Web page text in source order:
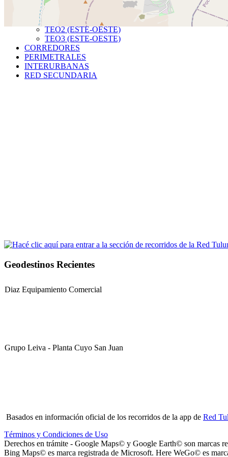
TRONCALES
TNS (NORTE-SUR)
TEO1 (ESTE-OESTE)
TEO2 (ESTE-OESTE)
TEO3 (ESTE-OESTE)
CORREDORES
PERIMETRALES
INTERURBANAS
RED SECUNDARIA
Geodestinos Recientes
Diaz Equipamiento Comercial
Grupo Leiva - Planta Cuyo San Juan
Basados en información oficial de los recorridos de la app de Red
Términos y Condiciones de Uso
Derechos en trámite - Google Maps© y Google Earth© son marcas
Bing Maps© es marca registrada de Microsoft. Here WeGo© es